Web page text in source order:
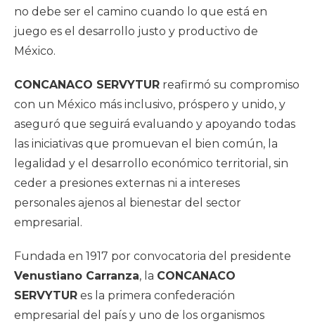
no debe ser el camino cuando lo que está en
juego es el desarrollo justo y productivo de
México.
CONCANACO SERVYTUR reafirmó su compromiso
con un México más inclusivo, próspero y unido, y
aseguró que seguirá evaluando y apoyando todas
las iniciativas que promuevan el bien común, la
legalidad y el desarrollo económico territorial, sin
ceder a presiones externas ni a intereses
personales ajenos al bienestar del sector
empresarial.
Fundada en 1917 por convocatoria del presidente
Venustiano Carranza, la CONCANACO
SERVYTUR es la primera confederación
empresarial del país y uno de los organismos